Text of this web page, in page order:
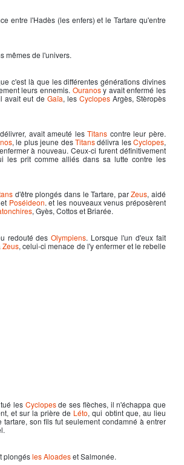
entre l'Hadès(les enfers) et leTartare qu'entre
mêmes de l'univers.
c'est là que les différentes générations divines
leurs ennemis. Ouranosy avait enfermé les
avait eut de Gaïa, les CyclopesArgès, Stèropès
avait ameuté lesTitans contre leur père.
, le plus jeune desTitansdélivra lesCyclopes,
à nouveau. Ceux-ci furent définitivement
les prit comme alliés dans sa lutte contre les
d'être plongés dans leTartare, parZeus, aidé
et Poséideon. et les nouveaux venus préposèrent
, Gyès, Cottos et Briarée.
redouté desOlympiens. Lorsque l'un d'eux fait
Zeus, celui-ci menace de l'y enfermer et le rebelle
les Cyclopesde ses flèches, il n'échappa que
et sur la prière de Léto, qui obtint que, au lieu
tartare, son fils fut seulement condamné à entrer
plongésles Aloadeset Salmonée.